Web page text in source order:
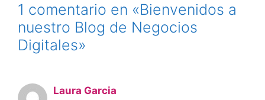
1 comentario en «Bienvenidos a
nuestro Blog de Negocios
Digitales»
Laura Garcia